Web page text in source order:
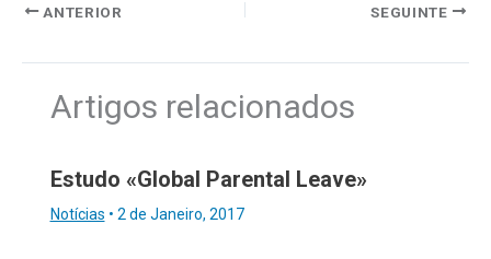
ANTERIOR SEGUINTE
Artigos relacionados
Estudo «Global Parental Leave»
Notícias • 2 de Janeiro, 2017